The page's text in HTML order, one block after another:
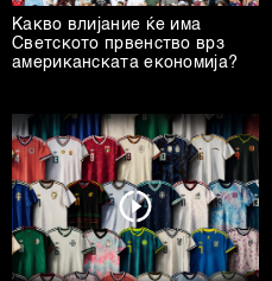
Какво влијание ќе има
Светското првенство врз
американската економија?